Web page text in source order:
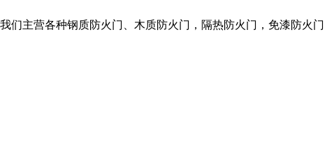
们主营各种钢质防火门、木质防火门，隔热防火门，免漆防火